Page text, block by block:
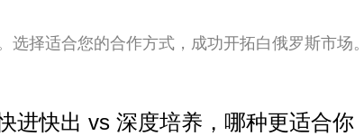
择适合您的合作方式，成功开拓白俄罗斯市场。
进快出 vs 深度培养，哪种更适合你